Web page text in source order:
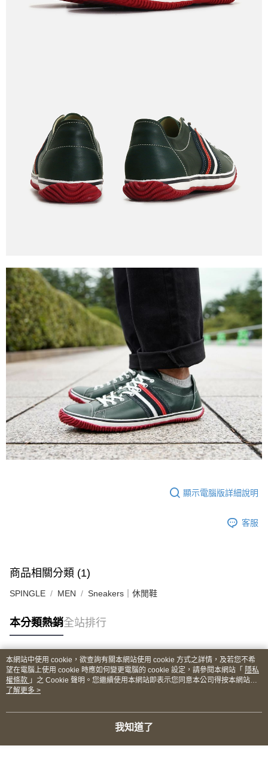
顯示電腦版詳細說明
客服
商品相關分類 (1)
SPINGLE MEN Sneakers｜休閒鞋
本分類熱銷全站排行
熱門標籤
本網站中使用 cookie，欲查詢有關本網站使用 cookie 方式之詳情，及若您不希
望在電腦上使用 cookie 時應如何變更電腦的 cookie 設定，請參閱本網站「 隱私
權條款 」之 Cookie 聲明。您繼續使用本網站即表示您同意本公司得按本網站使
用條款之 Cookie 聲明使用 cookie。
了解更多 >
我知道了